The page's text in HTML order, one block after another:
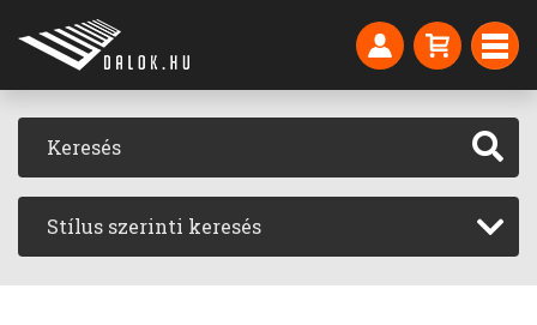
Stílus szerinti keresés